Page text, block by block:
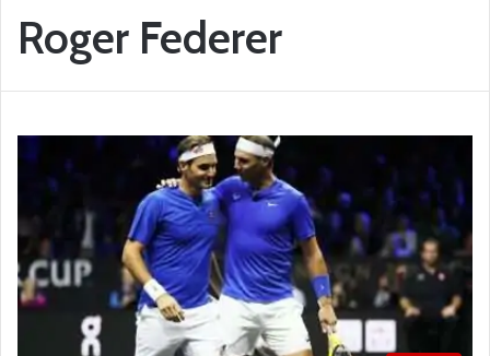
Roger Federer